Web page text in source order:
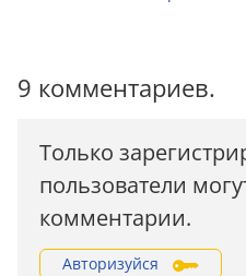
9 комментариев.
Только
пользователи
комментарии.
Авторизуйся